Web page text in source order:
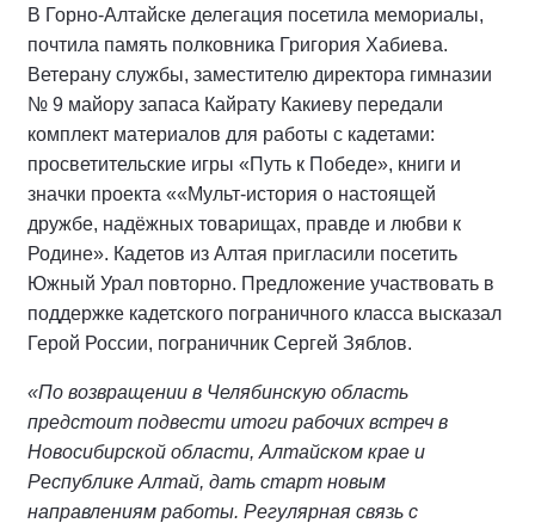
В Горно-Алтайске делегация посетила мемориалы,
почтила память полковника Григория Хабиева.
Ветерану службы, заместителю директора гимназии
№ 9 майору запаса Кайрату Какиеву передали
комплект материалов для работы с кадетами:
просветительские игры «Путь к Победе», книги и
значки проекта ««Мульт-история о настоящей
дружбе, надёжных товарищах, правде и любви к
Родине». Кадетов из Алтая пригласили посетить
Южный Урал повторно. Предложение участвовать в
поддержке кадетского пограничного класса высказал
Герой России, пограничник Сергей Зяблов.
«По возвращении в Челябинскую область
предстоит подвести итоги рабочих встреч в
Новосибирской области, Алтайском крае и
Республике Алтай, дать старт новым
направлениям работы. Регулярная связь с